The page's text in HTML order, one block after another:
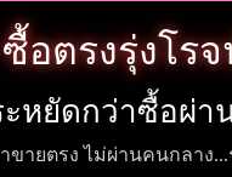
อตรงรุ่งโร
ะหยัดกว่าซื้อผ่า
าขายตรง ไม่ผ่านคนกลาง